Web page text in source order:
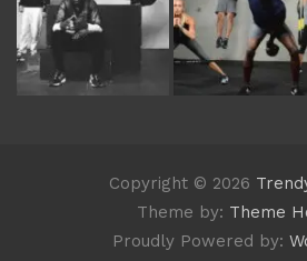
Copyright © 2026
Theme by: Theme
Proudly Powered by: